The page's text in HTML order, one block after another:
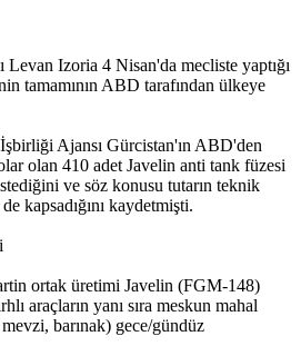
Levan Izoria 4 Nisan'da mecliste yaptığı
tamamının ABD tarafından ülkeye
Ajansı Gürcistan'ın ABD'den
olan 410 adet Javelin anti tank füzesi
ve söz konusu tutarın teknik
kapsadığını kaydetmişti.
ortak üretimi Javelin (FGM-148)
araçların yanı sıra meskun mahal
barınak) gece/gündüz